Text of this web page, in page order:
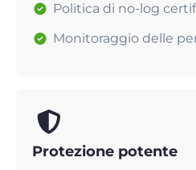
Politica di no-log
Monitoraggio delle
Protezione potente